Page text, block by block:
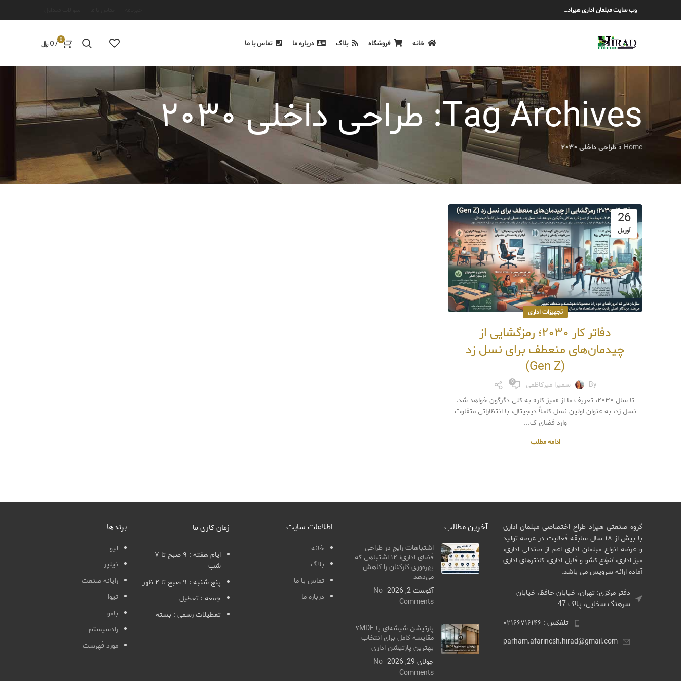
وب سایت مبلمان اداری هیراد…
خانه فروشگاه بلاگ درباره ما تماس با ما 0
/
0 ﷼
Tag Archives: طراحی داخلی ۲۰۳۰
Home
»طراحی داخلی ۲۰۳۰
26
آوریل
تجهیزات اداری
دفاتر کار ۲۰۳۰؛ رمزگشایی از
چیدمان‌های منعطف برای نسل زد
(Gen Z)
By سمیرا میرکاظمی 0
تا سال ۲۰۳۰، تعریف ما از «میز کار» به کلی دگرگون خواهد شد.
نسل زد، به عنوان اولین نسل کاملاً دیجیتال، با انتظاراتی متفاوت
وارد فضای ک...
ادامه مطلب
گروه صنعتی هیراد طراح اختصاصی مبلمان اداری
با بیش از ۱۸ سال سابقه فعالیت در عرصه تولید
و عرضه انواع مبلمان اداری اعم از صندلی اداری،
میز اداری،انواعکشو و فایل اداری، کانترهای اداری
آماده ارائه سرویس می باشد.
دفتر مرکزی: تهران، خیابان حافظ، خیابان
سرهنگ سخایی، پلاک 47
تلفکس : ۰۲۱۶۶۷۱۶۱۴۶
parham.afarinesh.hirad@gmail.com
آخرین مطالب
اشتباهات رایج در طراحی
فضای اداری؛ ۱۲ اشتباهی که
بهره‌وری کارکنان را کاهش
می‌دهد
آگوست 2, 2026
No
Comments
پارتیشن شیشه‌ای یا MDF؟
مقایسه کامل برای انتخاب
بهترین پارتیشن اداری
جولای 29, 2026
No
Comments
اطلاعات سایت
خانه
بلاگ
تماس با ما
درباره ما
زمان کاری ما
ایام هفته : ۹ صبح تا ۷
شب
پنج شنبه : ۹ صبح تا ۲ ظهر
جمعه : تعطیل
تعطیلات رسمی : بسته
برندها
لیو
نیلپر
رایانه صنعت
تیوا
بامو
رادسیستم
مورد فهرست